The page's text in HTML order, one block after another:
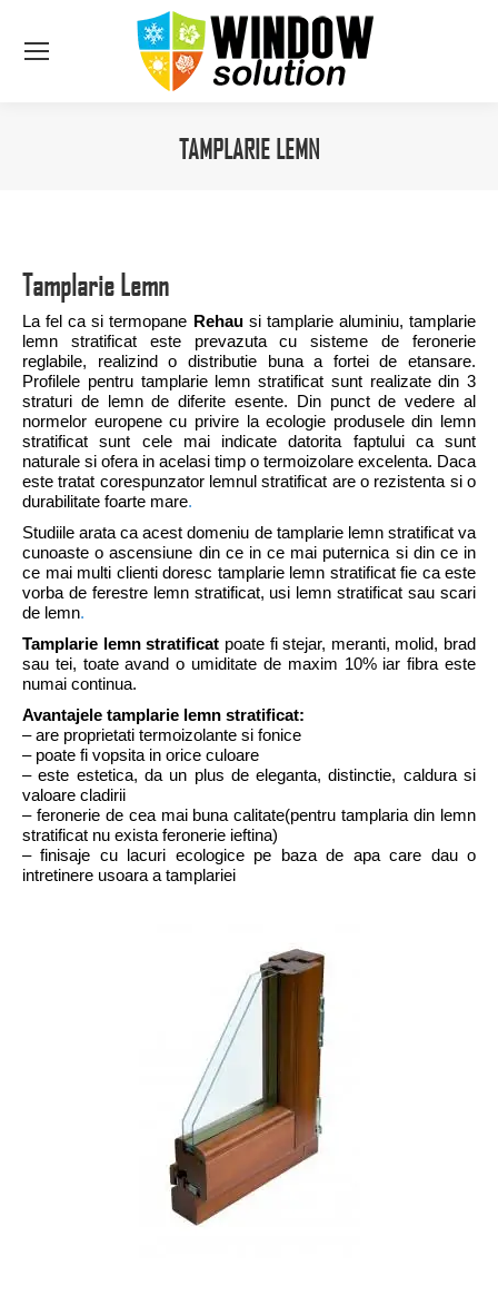
TAMPLARIE LEMN
Tamplarie Lemn
La fel ca si termopane Rehausi tamplarie aluminiu, tamplarie
lemn stratificat este prevazuta cu sisteme de feronerie
reglabile, realizind o distributie buna a fortei de etansare.
Profilele pentru tamplarie lemn stratificat sunt realizate din 3
straturi de lemn de diferite esente. Din punct de vedere al
normelor europene cu privire la ecologie produsele din lemn
stratificat sunt cele mai indicate datorita faptului ca sunt
naturale si ofera in acelasi timp o termoizolare excelenta. Daca
este tratat corespunzator lemnul stratificat are o rezistenta si o
durabilitate foarte mare.
Studiile arata ca acest domeniu de tamplarie lemn stratificat va
cunoaste o ascensiune din ce in ce mai puternica si din ce in
ce mai multi clienti doresc tamplarie lemn stratificat fie ca este
vorba de ferestre lemn stratificat, usi lemn stratificat sau scari
de lemn.
Tamplarie lemn stratificat poate fi stejar, meranti, molid, brad
sau tei, toate avand o umiditate de maxim 10% iar fibra este
numai continua.
Avantajele tamplarie lemn stratificat:
– are proprietati termoizolante si fonice
– poate fi vopsita in orice culoare
– este estetica, da un plus de eleganta, distinctie, caldura si
valoare cladirii
– feronerie de cea mai buna calitate(pentru tamplaria din lemn
stratificat nu exista feronerie ieftina)
– finisaje cu lacuri ecologice pe baza de apa care dau o
intretinere usoara a tamplariei